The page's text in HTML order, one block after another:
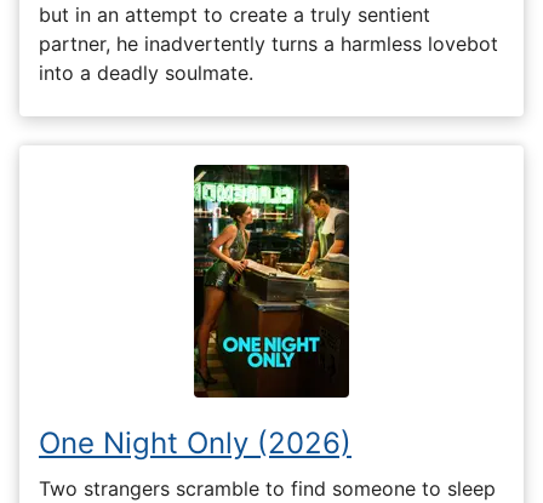
but in an attempt to create a truly sentient
partner, he inadvertently turns a harmless lovebot
into a deadly soulmate.
One Night Only (2026)
Two strangers scramble to find someone to sleep